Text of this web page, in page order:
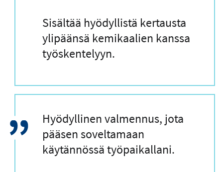
Sisältää hyödyllistä kertausta
ylipäänsä kemikaalien kanssa
työskentelyyn.
L
a
i
Hyödyllinen valmennus, jota
pääsen soveltamaan
käytännössä työpaikallani.